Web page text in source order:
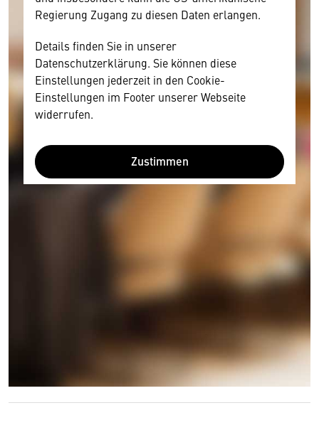
Regierung Zugang zu diesen Daten erlangen.
Details finden Sie in unserer
Datenschutzerklärung. Sie können diese
Einstellungen jederzeit in den Cookie-
Einstellungen im Footer unserer Webseite
widerrufen.
Zustimmen
Wir benötigen Ihre Zustimmung
Hier würden wir Ihnen gerne einen externen
Inhalt anzeigen. Dafür benötigen wir allerdings
Ihre Zustimmung, da Ihr Browser